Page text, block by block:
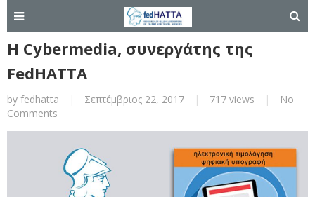
Η Cybermedia, συνεργάτης της
FedHATTA
by fedhatta | Σεπτέμβριος 22, 2017 | 717 views |
No
Comments